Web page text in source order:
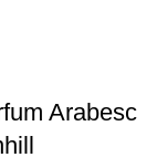
Arabesc